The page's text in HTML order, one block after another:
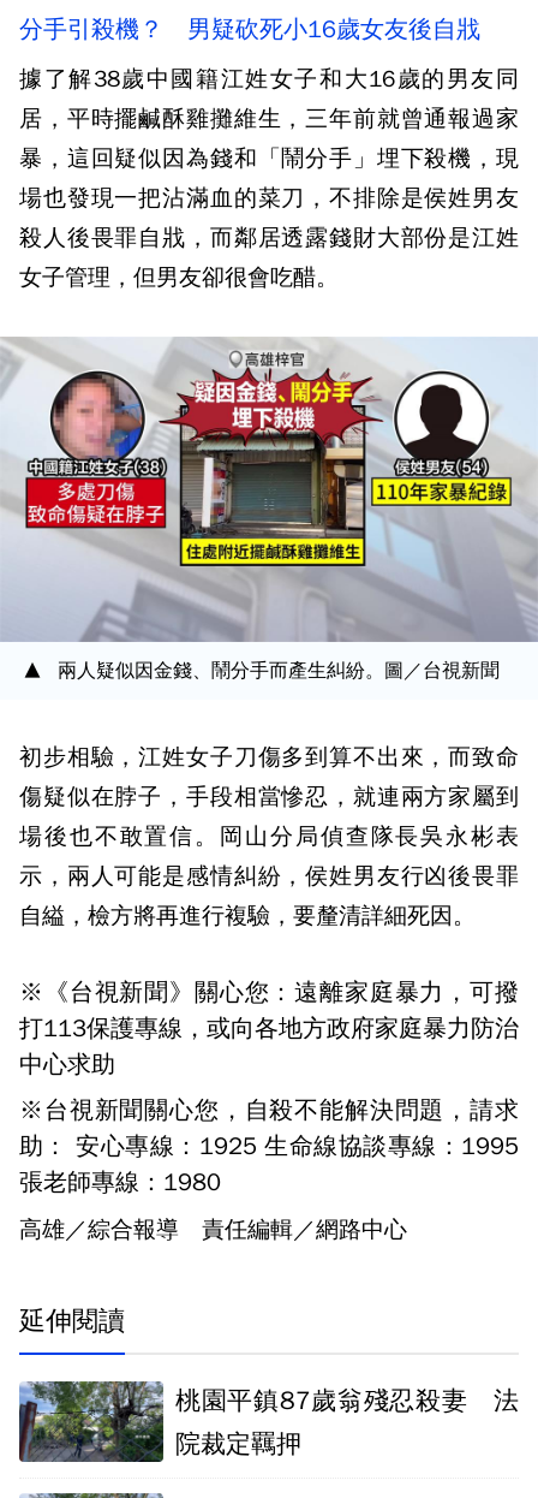
分手引殺機？ 男疑砍死小16歲女友後自戕
據了解38歲中國籍江姓女子和大16歲的男友同
居，平時擺鹹酥雞攤維生，三年前就曾通報過家
暴，這回疑似因為錢和「鬧分手」埋下殺機，現
場也發現一把沾滿血的菜刀，不排除是侯姓男友
殺人後畏罪自戕，而鄰居透露錢財大部份是江姓
女子管理，但男友卻很會吃醋。
兩人疑似因金錢、鬧分手而產生糾紛。圖／台視新聞
初步相驗，江姓女子刀傷多到算不出來，而致命
傷疑似在脖子，手段相當慘忍，就連兩方家屬到
場後也不敢置信。岡山分局偵查隊長吳永彬表
示，兩人可能是感情糾紛，侯姓男友行凶後畏罪
自縊，檢方將再進行複驗，要釐清詳細死因。
※《台視新聞》關心您：遠離家庭暴力，可撥
打113保護專線，或向各地方政府家庭暴力防治
中心求助
※台視新聞關心您，自殺不能解決問題，請求
助： 安心專線：1925 生命線協談專線：1995
張老師專線：1980
高雄／綜合報導 責任編輯／網路中心
延伸閱讀
桃園平鎮87歲翁殘忍殺妻 法
院裁定羈押